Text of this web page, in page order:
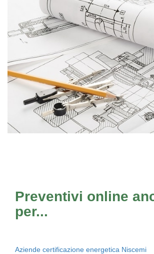
Preventivi online
per...
Aziende certificazione energetica Niscemi